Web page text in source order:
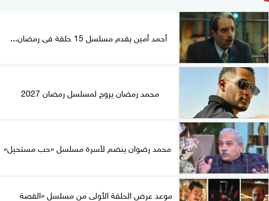
أحمد أمين يقدم مسلسل 15 حلقة فى رمضان...
محمد رمضان يروج لمسلسل رمضان 2027
محمد رضوان ينضم لأسرة مسلسل «حب مستحيل»
موعد عرض الحلقة الأولى من مسلسل «القصة